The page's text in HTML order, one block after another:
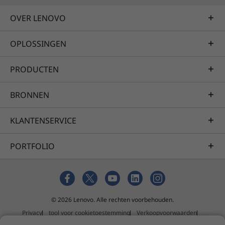
OVER LENOVO
OPLOSSINGEN
PRODUCTEN
BRONNEN
KLANTENSERVICE
PORTFOLIO
© 2026 Lenovo. Alle rechten voorbehouden.
Privacy
tool voor cookietoestemming
Verkoopvoorwaarden